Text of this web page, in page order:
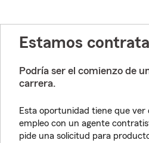
Estamos
Podría ser el comienzo de
carrera.
Esta oportunidad tiene que ver
empleo con un agente
pide una solicitud para